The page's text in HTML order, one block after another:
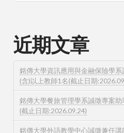
近期文章
銘傳大學資訊應用與金融保險學
(含)以上教師1名(截止日期
銘傳大學餐旅管理學系誠徵專案
(截止日期:2026.09.24)
銘傳大學外語教學中心誠徵兼任講